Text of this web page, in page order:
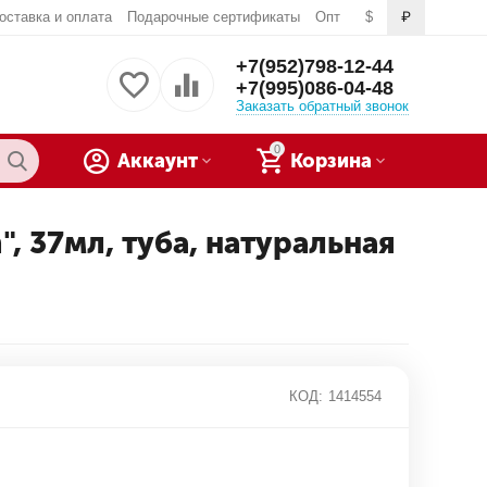
$ ₽
и оплата Подарочные сертификаты Опт
+7(952)798-12-44
+7(995)086-04-48
Заказать обратный звонок
0
Корзина
Аккаунт
37мл, туба, натуральная
КОД: 1414554